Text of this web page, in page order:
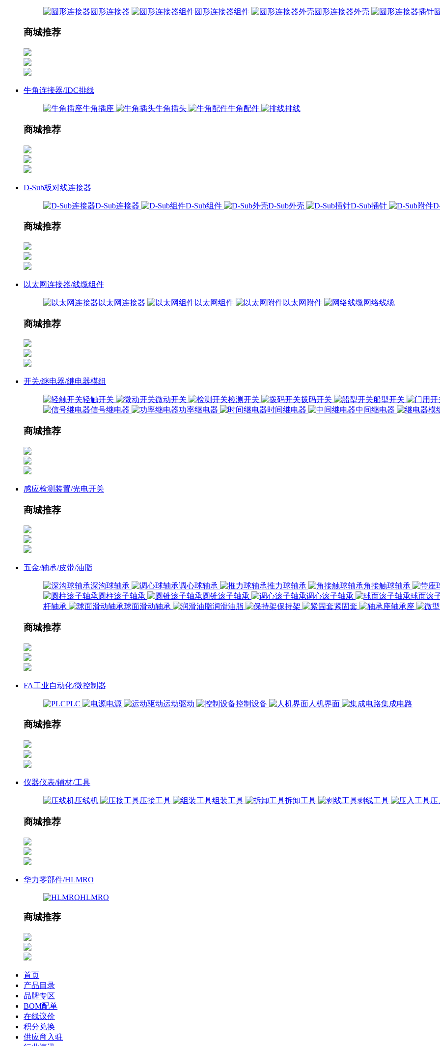
圆形连接器 圆形连接器组件 圆形连接器外壳
商城推荐
牛角连接器/IDC排线
牛角插座 牛角插头 牛角配件 排线
商城推荐
D-Sub板对线连接器
D-Sub连接器 D-Sub组件 D-Sub外壳 D-Sub插针
商城推荐
以太网连接器/线缆组件
以太网连接器 以太网组件 以太网附件 网络线缆
商城推荐
开关/继电器/继电器模组
轻触开关 微动开关 检测开关 拨码开关 船型开关
信号继电器
功率继电器 时间继电器 中间继电器
商城推荐
感应检测装置/光电开关
商城推荐
五金/轴承/皮带/油脂
深沟球轴承 调心球轴承 推力球轴承 角接触球轴承
圆柱滚子轴承
圆锥滚子轴承 调心滚子轴承 球面滚
杆轴承
球面滑动轴承 润滑油脂 保持架 紧固套 轴承座
商城推荐
FA工业自动化/微控制器
PLC 电源 运动驱动 控制设备 人机界面 集成电路
商城推荐
仪器仪表/辅材/工具
压线机 压接工具 组装工具 拆卸工具 剥线工具 压
商城推荐
华力零部件/HLMRO
HLMRO
商城推荐
首页
产品目录
品牌专区
BOM配单
在线议价
积分兑换
供应商入驻